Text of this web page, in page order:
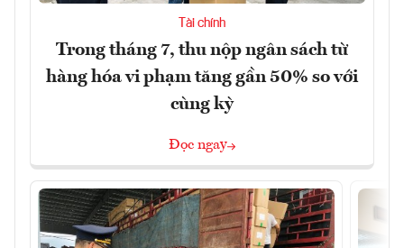
Tài chính
Trong tháng 7, thu nộp ngân sách từ
hàng hóa vi phạm tăng gần 50% so với
cùng kỳ
Đọc ngay